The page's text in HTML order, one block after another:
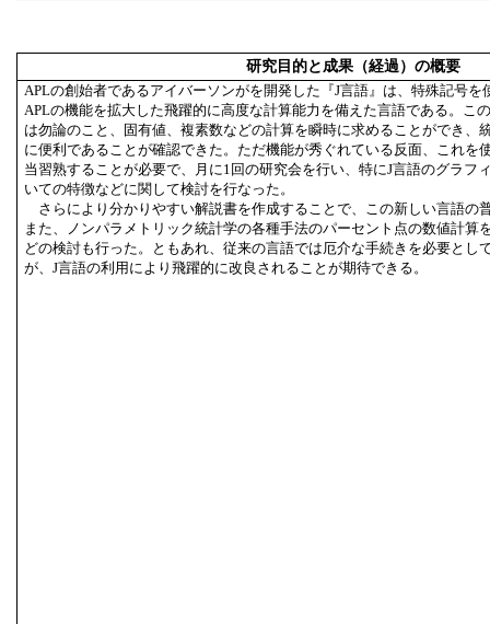
研究目的と成果（経過）の概要
APLの創始者であるアイバーソンがを開発した『J言語』は、特殊記号を
APLの機能を拡大した飛躍的に高度な計算能力を備えた言語である。こ
は勿論のこと、固有値、複素数などの計算を瞬時に求めることができ、
に便利であることが確認できた。ただ機能が秀ぐれている反面、これを
当習熟することが必要で、月に1回の研究会を行い、特にJ言語のグラフ
いての特徴などに関して検討を行なった。
さらにより分かりやすい解説書を作成することで、この新しい言語の
また、ノンパラメトリック統計学の各種手法のパーセント点の数値計算
どの検討も行った。ともあれ、従来の言語では厄介な手続きを必要とし
が、J言語の利用により飛躍的に改良されることが期待できる。